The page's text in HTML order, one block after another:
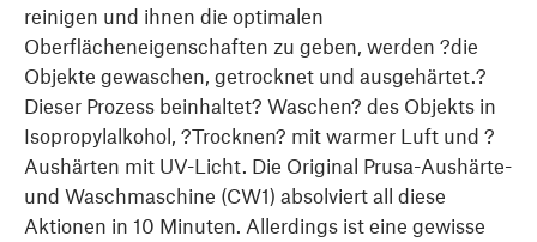
reinigen und ihnen die optimalen
Oberflächeneigenschaften zu geben, werden ?die
Objekte gewaschen, getrocknet und ausgehärtet.?
Dieser Prozess beinhaltet? Waschen? des Objekts in
Isopropylalkohol, ?Trocknen? mit warmer Luft und ?
Aushärten mit UV-Licht. Die Original Prusa-Aushärte-
und Waschmaschine (CW1) absolviert all diese
Aktionen in 10 Minuten. Allerdings ist eine gewisse